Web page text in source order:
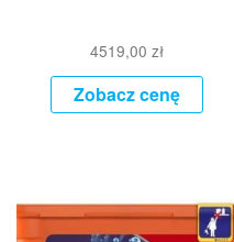
4519,00 zł
Zobacz cenę